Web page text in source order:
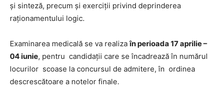
şi sinteză, precum şi exerciţii privind deprinderea
raţionamentului logic.
Examinarea medicală se va realizaîn perioada 17 aprilie –
04 iunie, pentru candidații care se încadrează în numărul
locurilor scoase la concursul de admitere, în ordinea
descrescătoare a notelor finale.